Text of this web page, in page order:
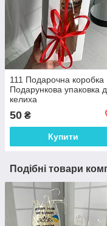
111 Подарочна коробка .
Подарункова упаковка
келиха
50 ₴
Купити
Подібні товари